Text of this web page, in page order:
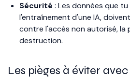
Sécurité : Les données que
l'entraînement d'une IA,
contre l'accès non autorisé, la
destruction.
Les pièges à éviter